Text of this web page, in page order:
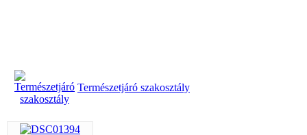
Természetjáró szakosztály